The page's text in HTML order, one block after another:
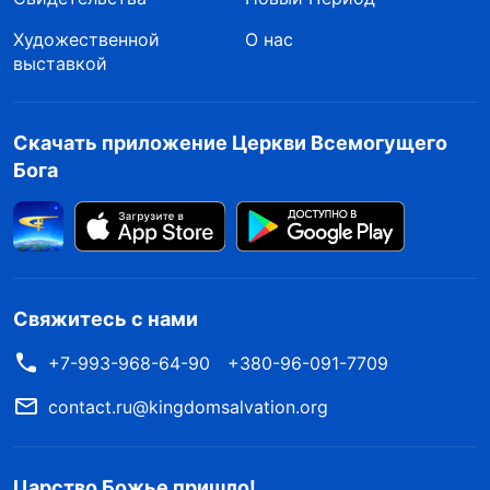
том же духе, кто знает, к каким еще пыткам
ничего рассказывать! Если я выдам хоть
больше. Как только я это сделаю,
что чуть не попала в ловушку сатаны. Это
было опасно! Что за жуткие, омерзительные
бесы! Они решили ударить по слабому месту
Художественной
выставкой
О нас
Скачать приложение Церкви Всемогущего
Бога
Свяжитесь с нами
+7-993-968-64-90
+380-96-091-7709
contact.ru@kingdomsalvation.org